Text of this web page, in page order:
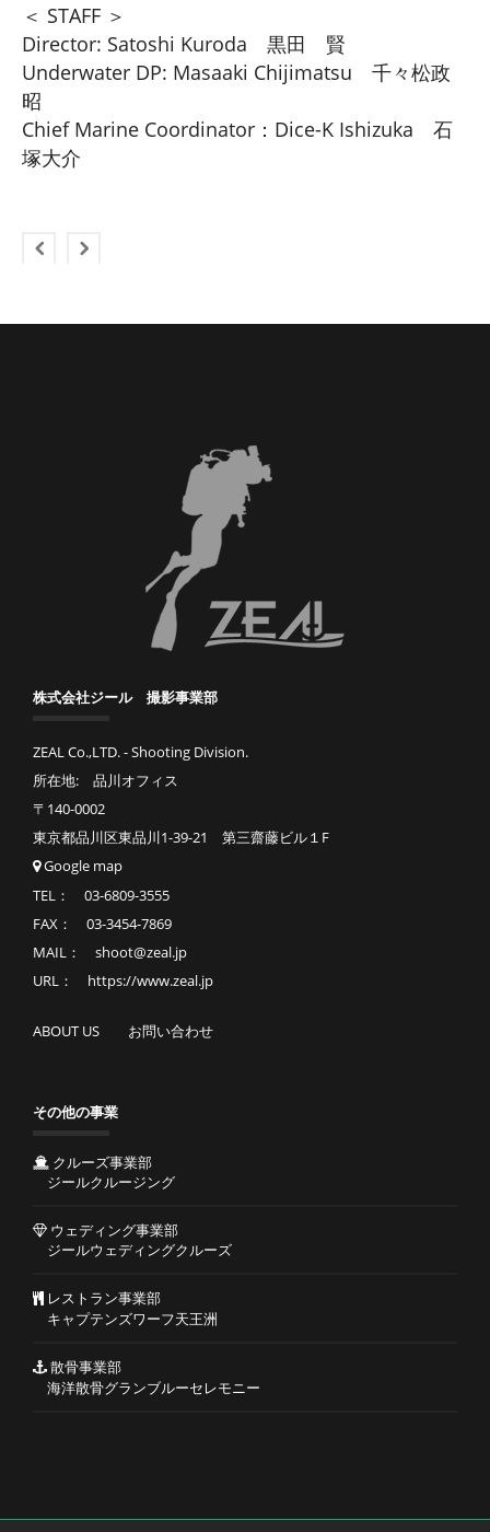
＜ STAFF ＞
Director: Satoshi Kuroda 黒田 賢
Underwater DP: Masaaki Chijimatsu 千々松政
昭
Chief Marine Coordinator：Dice-K Ishizuka 石
塚大介
株式会社ジール 撮影事業部
ZEAL Co.,LTD. - Shooting Division.
所在地: 品川オフィス
〒140-0002
東京都品川区東品川1-39-21 第三齋藤ビル１F
Google map
TEL： 03-6809-3555
FAX： 03-3454-7869
MAIL： shoot@zeal.jp
URL： https://www.zeal.jp
ABOUT US お問い合わせ
その他の事業
クルーズ事業部
ジールクルージング
ウェディング事業部
ジールウェディングクルーズ
レストラン事業部
キャプテンズワーフ天王洲
散骨事業部
海洋散骨グランブルーセレモニー